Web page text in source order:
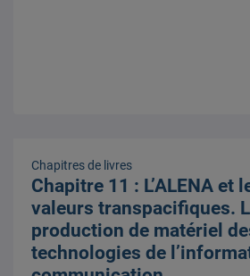
Chapitres de livres
Chapitre 11 : L’ALENA et
valeurs transpacifiques.
production de matériel
technologies de